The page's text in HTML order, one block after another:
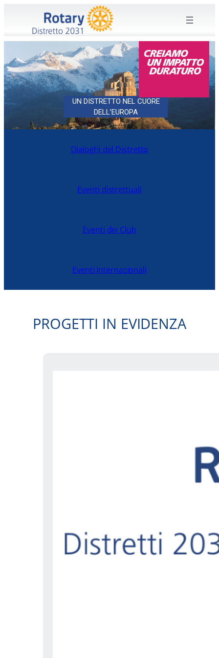
UN DISTRETTO NEL CUORE
DELL’EUROPA
Dialoghi del Distretto
Eventi distrettuali
Eventi dei Club
Eventi Internazionali
PROGETTI IN EVIDENZA